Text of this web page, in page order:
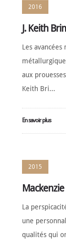
2016
J. Keith
Les
aux
Keith Bri...
En savoir plus
2015
La
une
qualités qui